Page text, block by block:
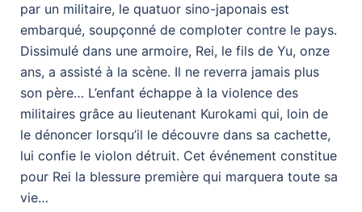
par un militaire, le quatuor sino-japonais est
embarqué, soupçonné de comploter contre le pays.
Dissimulé dans une armoire, Rei, le fils de Yu, onze
ans, a assisté à la scène. Il ne reverra jamais plus
son père… L’enfant échappe à la violence des
militaires grâce au lieutenant Kurokami qui, loin de
le dénoncer lorsqu’il le découvre dans sa cachette,
lui confie le violon détruit. Cet événement constitue
pour Rei la blessure première qui marquera toute sa
vie…